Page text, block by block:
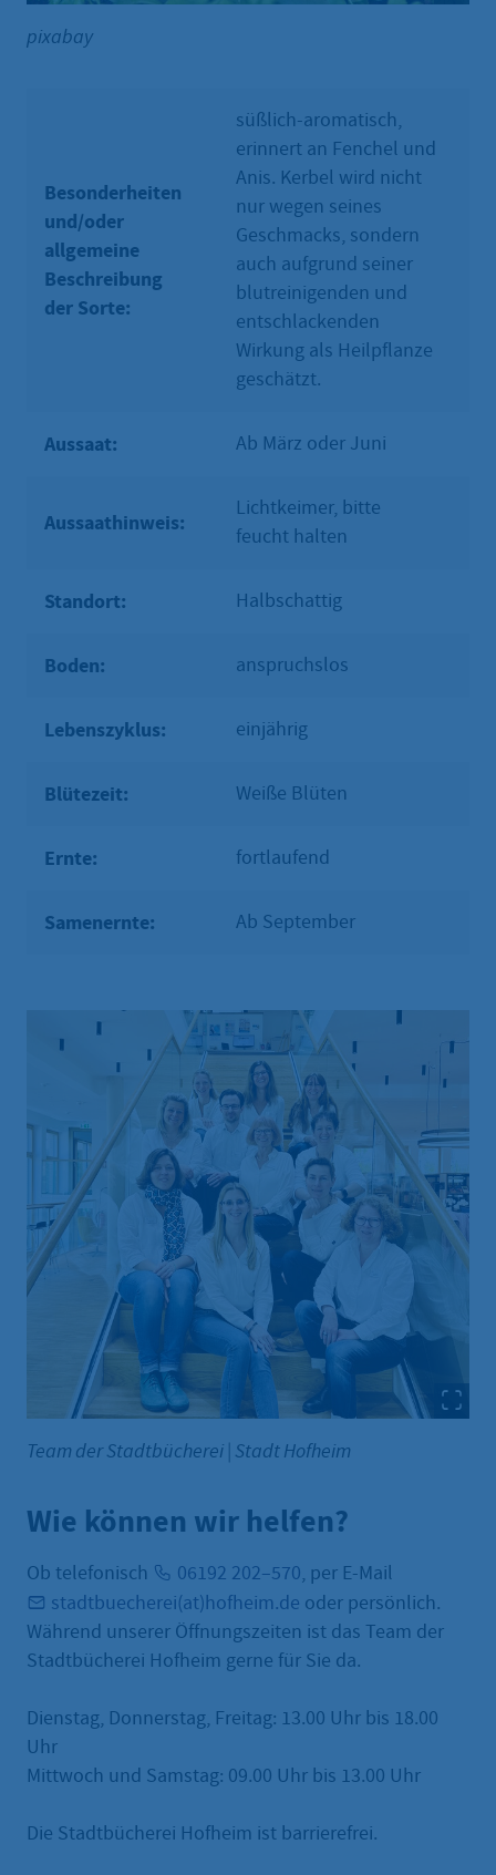
pixabay
Besonderheiten
und/oder
allgemeine
Beschreibung
der Sorte:
süßlich-aromatisch,
erinnert an Fenchel und
Anis. Kerbel wird nicht
nur wegen seines
Geschmacks, sondern
auch aufgrund seiner
blutreinigenden und
entschlackenden
Wirkung als Heilpflanze
geschätzt.
Aussaat: Ab März oder Juni
Aussaathinweis:
Lichtkeimer, bitte
feucht halten
Standort: Halbschattig
Boden: anspruchslos
Lebenszyklus: einjährig
Blütezeit: Weiße Blüten
Ernte: fortlaufend
Samenernte: Ab September
Team der Stadtbücherei Stadt Hofheim
Wie können wir helfen?
Ob telefonisch 06192 202–570, per E-Mail
stadtbuecherei(at)hofheim.de oder persönlich.
Während unserer Öffnungszeiten ist das Team der
Stadtbücherei Hofheim gerne für Sie da.
Dienstag, Donnerstag, Freitag: 13.00 Uhr bis 18.00
Uhr
Mittwoch und Samstag: 09.00 Uhr bis 13.00 Uhr
Die Stadtbücherei Hofheim ist barrierefrei.